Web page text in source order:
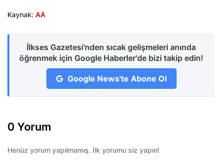
Kaynak: AA
İlkses Gazetesi'nden sıcak gelişmeleri anında
öğrenmek için Google Haberler'de bizi takip edin!
Google News'te Abone Ol
0 Yorum
Henüz yorum yapılmamış. İlk yorumu siz yapın!